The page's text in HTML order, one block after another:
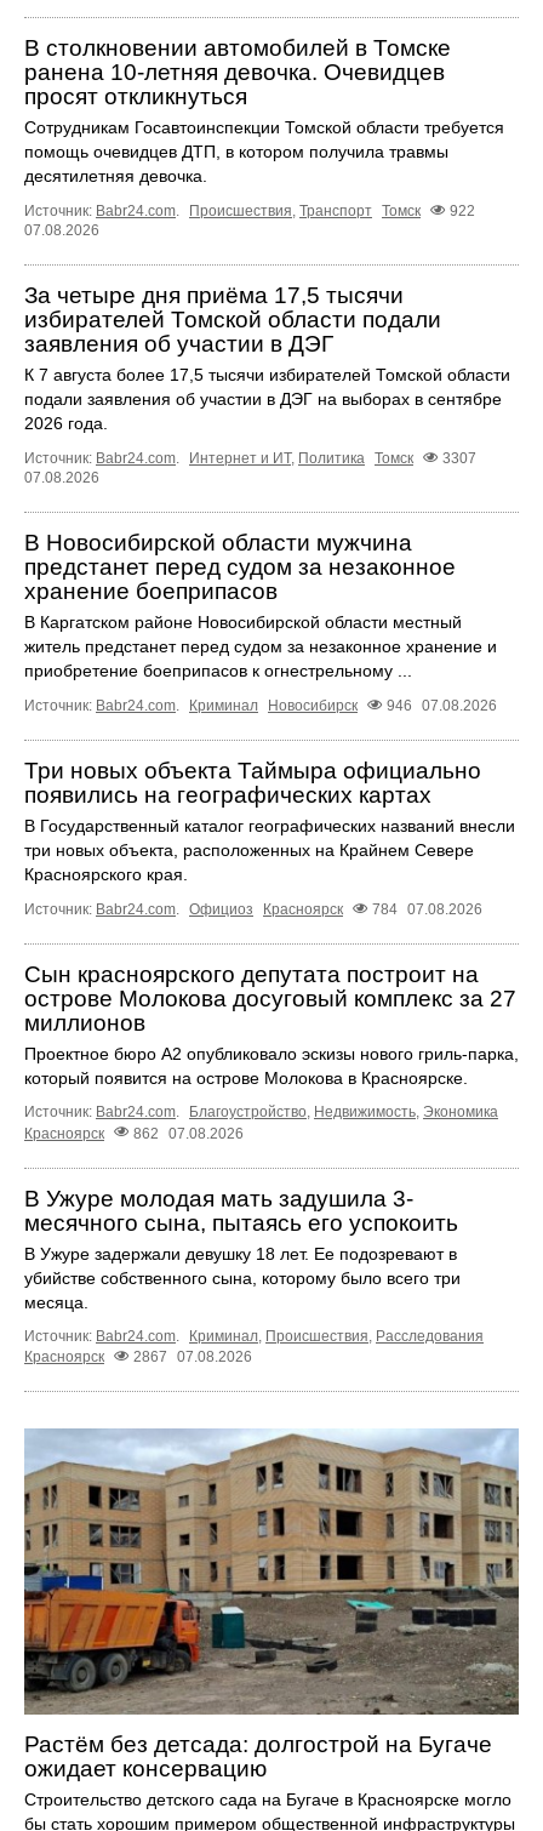
В столкновении автомобилей в Томске
ранена 10-летняя девочка. Очевидцев
просят откликнуться
Сотрудникам Госавтоинспекции Томской области требуется
помощь очевидцев ДТП, в котором получила травмы
десятилетняя девочка.
Источник: Babr24.com. Происшествия, Транспорт Томск
922
07.08.2026
За четыре дня приёма 17,5 тысячи
избирателей Томской области подали
заявления об участии в ДЭГ
К 7 августа более 17,5 тысячи избирателей Томской области
подали заявления об участии в ДЭГ на выборах в сентябре
2026 года.
Источник: Babr24.com. Интернет и ИТ, Политика Томск
3307
07.08.2026
В Новосибирской области мужчина
предстанет перед судом за незаконное
хранение боеприпасов
В Каргатском районе Новосибирской области местный
житель предстанет перед судом за незаконное хранение и
приобретение боеприпасов к огнестрельному ...
Источник: Babr24.com. Криминал Новосибирск 946 07.08.2026
Три новых объекта Таймыра официально
появились на географических картах
В Государственный каталог географических названий внесли
три новых объекта, расположенных на Крайнем Севере
Красноярского края.
Источник: Babr24.com. Официоз Красноярск 784 07.08.2026
Сын красноярского депутата построит на
острове Молокова досуговый комплекс за 27
миллионов
Проектное бюро А2 опубликовало эскизы нового гриль-парка,
который появится на острове Молокова в Красноярске.
Источник: Babr24.com. Благоустройство, Недвижимость, Экономика
Красноярск
862 07.08.2026
В Ужуре молодая мать задушила 3-
месячного сына, пытаясь его успокоить
В Ужуре задержали девушку 18 лет. Ее подозревают в
убийстве собственного сына, которому было всего три
месяца.
Источник: Babr24.com Криминал Происшествия Расследования
Красноярск
2867 07.08.2026
Растём без детсада: долгострой на Бугаче
ожидает консервацию
Строительство детского сада на Бугаче в Красноярске могло
бы стать хорошим примером общественной инфраструктуры